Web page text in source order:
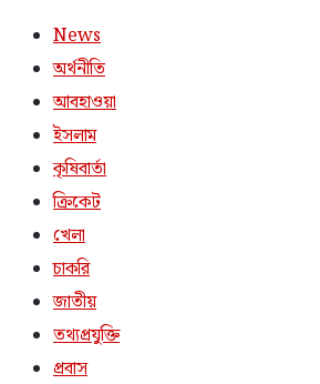
News
অর্থনীতি
আবহাওয়া
ইসলাম
কৃষিবার্তা
ক্রিকেট
খেলা
চাকরি
জাতীয়
তথ্যপ্রযুক্তি
প্রবাস